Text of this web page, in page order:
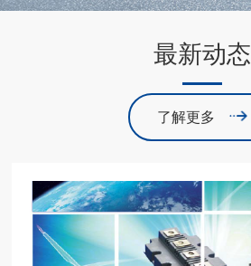
最新动态
了解更多